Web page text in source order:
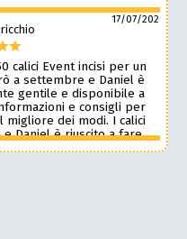
17/07/2026
calici Event incisi per un
a settembre e Daniel è
gentile e disponibile a
e consigli per
dei modi. I calici
Daniel è riuscito a fare
giorni accontentandomi.